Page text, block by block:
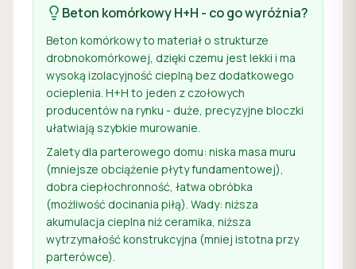
Beton komórkowy H+H - co go wyróżnia?
Beton komórkowy to materiał o strukturze
drobnokomórkowej, dzięki czemu jest lekki i ma
wysoką izolacyjność cieplną bez dodatkowego
ocieplenia. H+H to jeden z czołowych
producentów na rynku - duże, precyzyjne bloczki
ułatwiają szybkie murowanie.
Zalety dla parterowego domu: niska masa muru
(mniejsze obciążenie płyty fundamentowej),
dobra ciepłochronność, łatwa obróbka
(możliwość docinania piłą). Wady: niższa
akumulacja cieplna niż ceramika, niższa
wytrzymałość konstrukcyjna (mniej istotna przy
parterówce).